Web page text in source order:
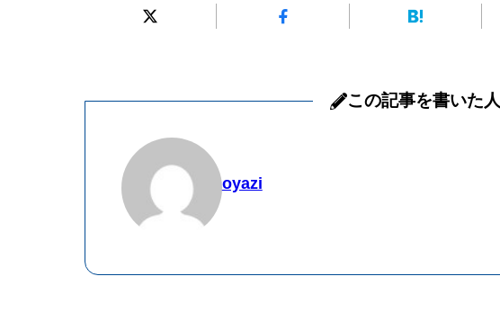
この記事を書いた人
oyazi